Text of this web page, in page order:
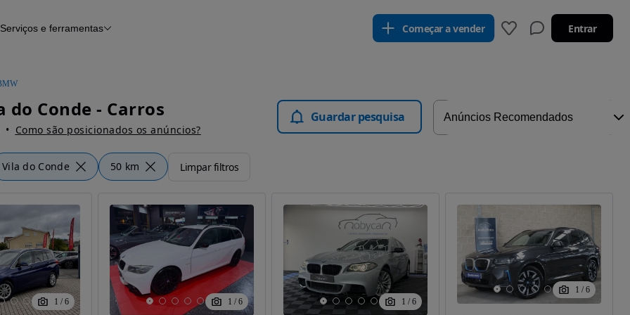
Serviços e ferramentas Começar a vender Entrar
do Conde - Carros
Como são posicionados os anúncios?
Guardar pesquisa
Vila do Conde 50 km Limpar filtros
1 / 6 1 / 6 1 / 6
1 / 6